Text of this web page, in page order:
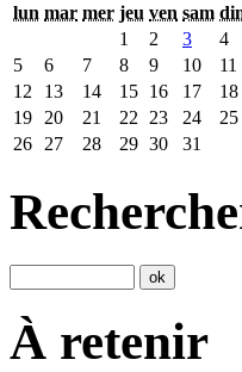
lun mar mer jeu ven sam
1
2 3
4
5
6 7 8 9 10
11
12
13 14 15 16 17
18
19
20 21 22 23 24
25
26
27 28 29 30 31
À retenir